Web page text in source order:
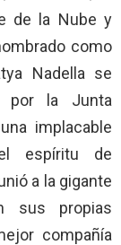
de la Nube y
como
Nadella se
por la Junta
implacable
espíritu de
a la gigante
sus propias
compañía